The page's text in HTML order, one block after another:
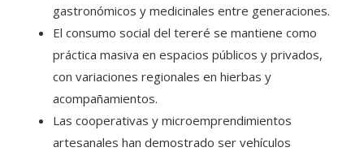
gastronómicos y medicinales entre generaciones.
El consumo social del tereré se mantiene como
práctica masiva en espacios públicos y privados,
con variaciones regionales en hierbas y
acompañamientos.
Las cooperativas y microemprendimientos
artesanales han demostrado ser vehículos